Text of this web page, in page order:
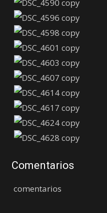
Comentarios
comentarios